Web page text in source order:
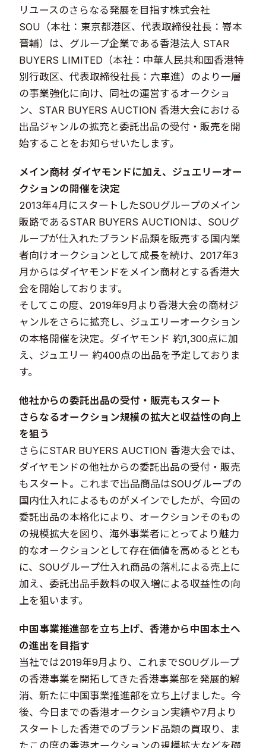
リユースのさらなる発展を目指す株式会社
SOU（本社：東京都港区、代表取締役社長：嵜本
晋輔）は、グループ企業である香港法人 STAR
BUYERS LIMITED（本社：中華人民共和国香港特
別行政区、代表取締役社長：六車進）のより一層
の事業強化に向け、同社の運営するオークショ
ン、STAR BUYERS AUCTION 香港大会における
出品ジャンルの拡充と委託出品の受付・販売を開
始することをお知らせいたします。
メイン商材 ダイヤモンドに加え、ジュエリーオー
クションの開催を決定
2013年4月にスタートしたSOUグループのメイン
販路であるSTAR BUYERS AUCTIONは、SOUグ
ループが仕入れたブランド品類を販売する国内業
者向けオークションとして成長を続け、2017年3
月からはダイヤモンドをメイン商材とする香港大
会を開始しております。
そしてこの度、2019年9月より香港大会の商材ジ
ャンルをさらに拡充し、ジュエリーオークション
の本格開催を決定。ダイヤモンド 約1,300点に加
え、ジュエリー 約400点の出品を予定しておりま
す。
他社からの委託出品の受付・販売もスタート
さらなるオークション規模の拡大と収益性の向上
を狙う
さらにSTAR BUYERS AUCTION 香港大会では、
ダイヤモンドの他社からの委託出品の受付・販売
もスタート。これまで出品商品はSOUグループの
国内仕入れによるものがメインでしたが、今回の
委託出品の本格化により、オークションそのもの
の規模拡大を図り、海外事業者にとってより魅力
的なオークションとして存在価値を高めるととも
に、SOUグループ仕入れ商品の落札による売上に
加え、委託出品手数料の収入増による収益性の向
上を狙います。
中国事業推進部を立ち上げ、香港から中国本土へ
の進出を目指す
当社では2019年9月より、これまでSOUグループ
の香港事業を開拓してきた香港事業部を発展的解
消、新たに中国事業推進部を立ち上げました。今
後、今日までの香港オークション実績や7月より
スタートした香港でのブランド品類の買取り、ま
たこの度の香港オークションの規模拡大などを礎